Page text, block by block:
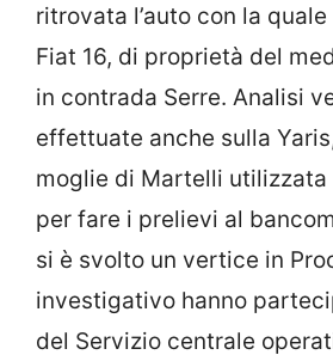
ritrovata l’auto con la
Fiat 16, di proprietà del
in contrada Serre. Analisi
effettuate anche sulla
moglie di Martelli
per fare i prelievi al
si è svolto un vertice in
investigativo hanno
del Servizio centrale